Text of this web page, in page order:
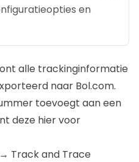
en
alle trackinginformatie
naar Bol.com.
toevoegt aan een
deze hier voor
Track and Trace